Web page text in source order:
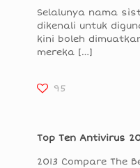
Selalunya nama
dikenali untuk
kini boleh
mereka […]
95
Top Ten Antivirus
2013 Compare The